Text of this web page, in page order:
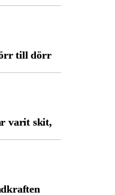
till dörr
varit skit,